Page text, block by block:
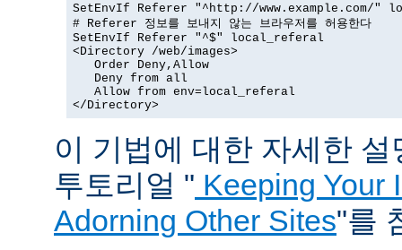
SetEnvIf Referer "^http://www.example.com/"
# Referer 정보를 보내지 않는 브라우저를 허용한다
SetEnvIf Referer "^$" local_referal
<Directory /web/images>
   Order Deny,Allow
   Deny from all
   Allow from env=local_referal
</Directory>
이 기법에 대한 자세한
투토리얼 " Keeping Your
Adorning Other Sites"를